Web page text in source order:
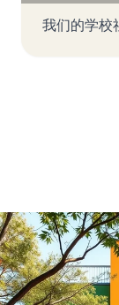
我们的学校